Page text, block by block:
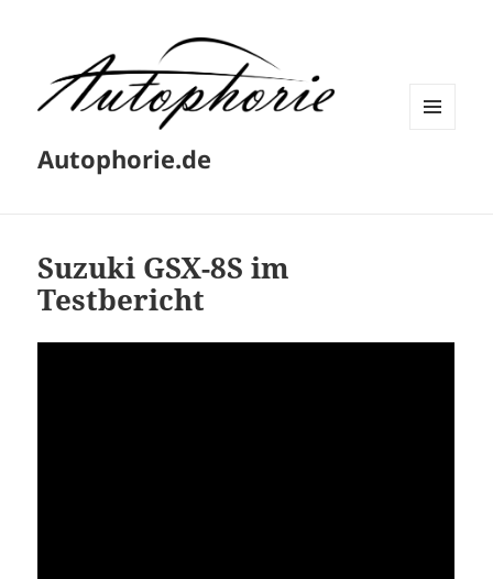
Autophorie.de
Suzuki GSX-8S im
Testbericht